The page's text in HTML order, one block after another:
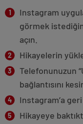
Instagram
görmek
açın.
Hikayelerin
Telefonunuzun
bağlantısını
Instagram’a
Hikayeye